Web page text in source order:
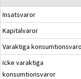
Insatsvaror
Kapitalvaror
Varaktiga
Icke varaktiga
konsumtionsvaror